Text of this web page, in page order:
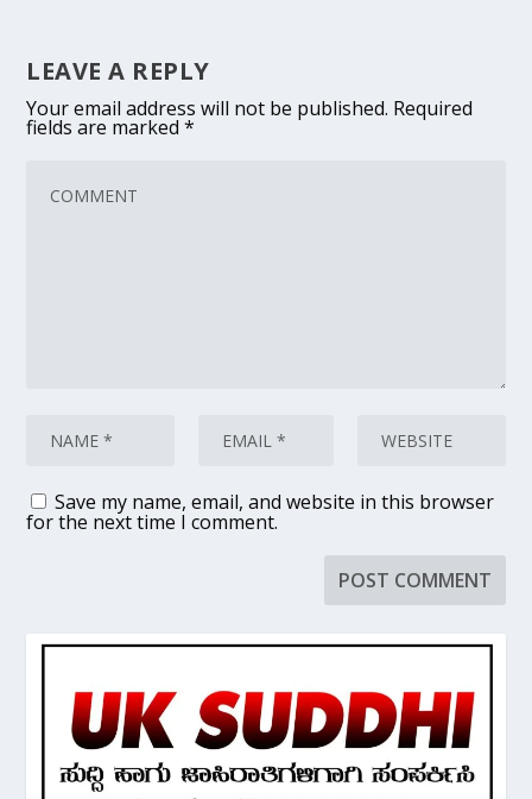
LEAVE A REPLY
Your email address will not be published. Required
fields are marked*
Save my name, email, and website in this browser
for the next time I comment.